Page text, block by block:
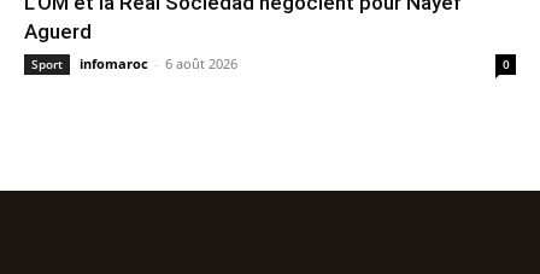
Aguerd
Sport infomaroc - 6 août 2026 0